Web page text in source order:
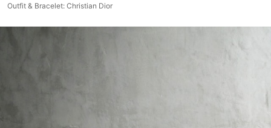
Outfit & Bracelet: Christian Dior